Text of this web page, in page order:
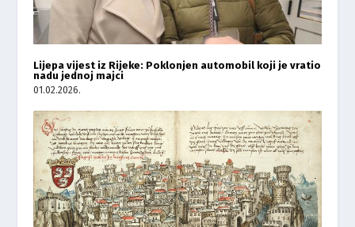
Lijepa vijest iz Rijeke: Poklonjen automobil koji je vratio
nadu jednoj majci
01.02.2026.